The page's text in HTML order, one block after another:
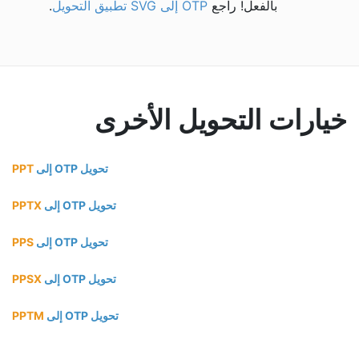
بالفعل! راجع OTP إلى SVG تطبيق التحويل .
خيارات التحويل الأخرى
تحويل OTP إلى PPT
تحويل OTP إلى PPTX
تحويل OTP إلى PPS
تحويل OTP إلى PPSX
تحويل OTP إلى PPTM